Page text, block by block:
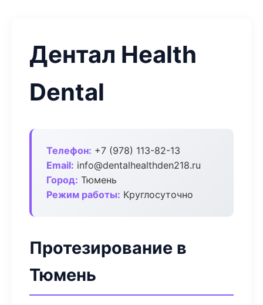
Дентал Health
Dental
Телефон: +7 (978) 113-82-13
Email: info@dentalhealthden218.ru
Город: Тюмень
Режим работы: Круглосуточно
Протезирование в
Тюмень